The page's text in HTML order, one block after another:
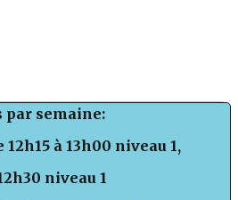
par semaine:
à 13h00 niveau 1,
niveau 1